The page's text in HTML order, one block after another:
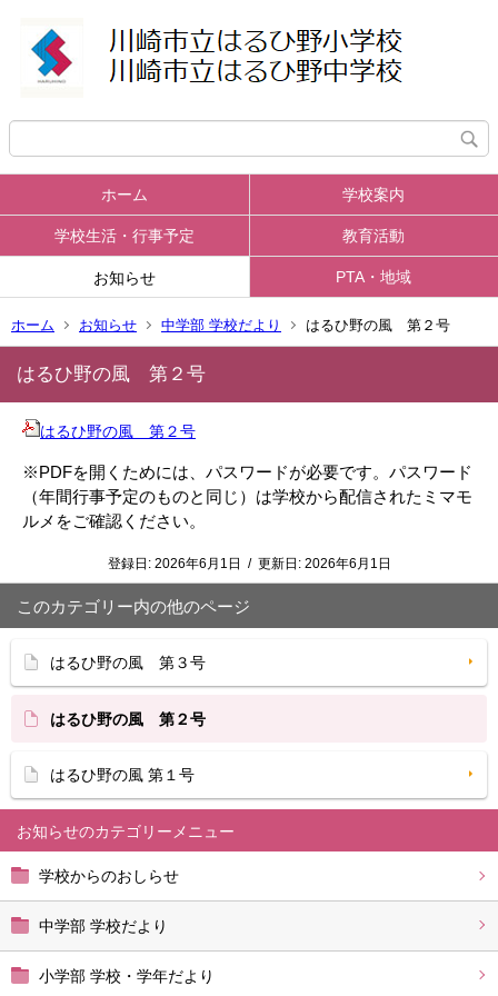
ホーム 学校案内
学校生活・行事予定 教育活動
お知らせ PTA・地域
ホーム お知らせ 中学部 学校だより はるひ野の風 第２号
お知らせ
学校からのおしらせ
中学部 学校だより
小学部 学校・学年だより
はるひ野の風 第２号
はるひ野の風 第２号
※PDFを開くためには、パスワードが必要です。パスワード
（年間行事予定のものと同じ）は学校から配信されたミマモ
ルメをご確認ください。
登録日: 2026年6月1日 / 更新日: 2026年6月1日
このカテゴリー内の他のページ
はるひ野の風 第３号
はるひ野の風 第２号
はるひ野の風 第１号